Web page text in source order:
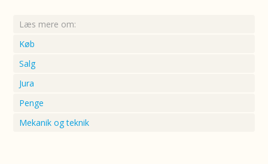
Læs mere om:
Køb
Salg
Jura
Penge
Mekanik og teknik